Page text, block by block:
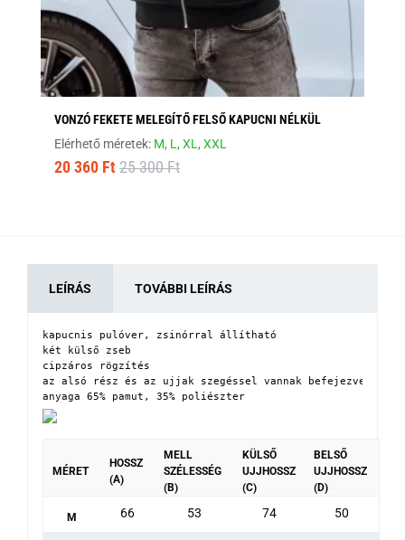
VONZÓ FEKETE MELEGÍTŐ FELSŐ KAPUCNI NÉLKÜL
Elérhető méretek: M, L,XL,XXL
20 360 Ft 25 300 Ft
LEÍRÁS TOVÁBBI LEÍRÁS
kapucnis pulóver, zsinórral állítható
két külső zseb
cipzáros rögzítés
az alsó rész és az ujjak szegéssel vannak befejezve
anyaga 65% pamut, 35% poliészter
MÉRET
HOSSZ
(A)
MELL
SZÉLESSÉG
(B)
KÜLSŐ
UJJHOSSZ
(C)
BELSŐ
UJJHOSSZ
(D)
M 66 53 74 50